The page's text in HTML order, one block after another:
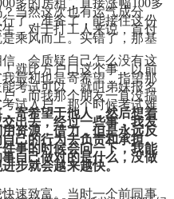
当然这次也有运气成分，
了，准备了，能接住这份
，对于打工人来说，首付
乘风而上。买错了，那基
，会质疑自己怎么没有这
就比方户口这个事，以前
最初也是寄希望，指望那
考试可以，就叫弟妹报名
。而我那个朋友一直没搞
试入户，那个时候考试难
寄希望于他人，然后想着
出去，经过一些事，我发
资源，借力，但是永远反
己的行为去负责和承担。
事的时候会问一下，我能
自己做对的是什么，没做
步就会越来越快。
速致富。当时一个前同事